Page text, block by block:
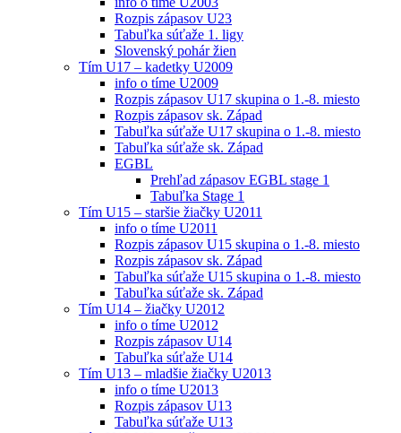
Rozpis zápasov U23
Tabuľka súťaže 1. ligy
Slovenský pohár žien
Tím U17 – kadetky U2009
info o tíme U2009
Rozpis zápasov U17 skupina o 1.-8. miesto
Rozpis zápasov sk. Západ
Tabuľka súťaže U17 skupina o 1.-8. miesto
Tabuľka súťaže sk. Západ
EGBL
Prehľad zápasov EGBL stage 1
Tabuľka Stage 1
Tím U15 – staršie žiačky U2011
info o tíme U2011
Rozpis zápasov U15 skupina o 1.-8. miesto
Rozpis zápasov sk. Západ
Tabuľka súťaže U15 skupina o 1.-8. miesto
Tabuľka súťaže sk. Západ
Tím U14 – žiačky U2012
info o tíme U2012
Rozpis zápasov U14
Tabuľka súťaže U14
Tím U13 – mladšie žiačky U2013
info o tíme U2013
Rozpis zápasov U13
Tabuľka súťaže U13